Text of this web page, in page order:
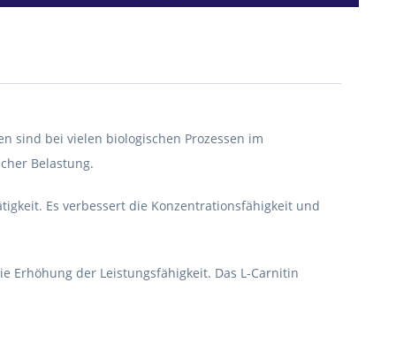
sind bei vielen biologischen Prozessen im
Belastung.
Es verbessert die Konzentrationsfähigkeit und
Erhöhung der Leistungsfähigkeit. Das L-Carnitin